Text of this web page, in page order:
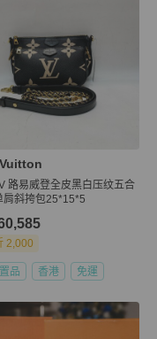
路易威登全皮黑白压纹五合
肩斜挎包25*15*5
2,000
品 香港 免運